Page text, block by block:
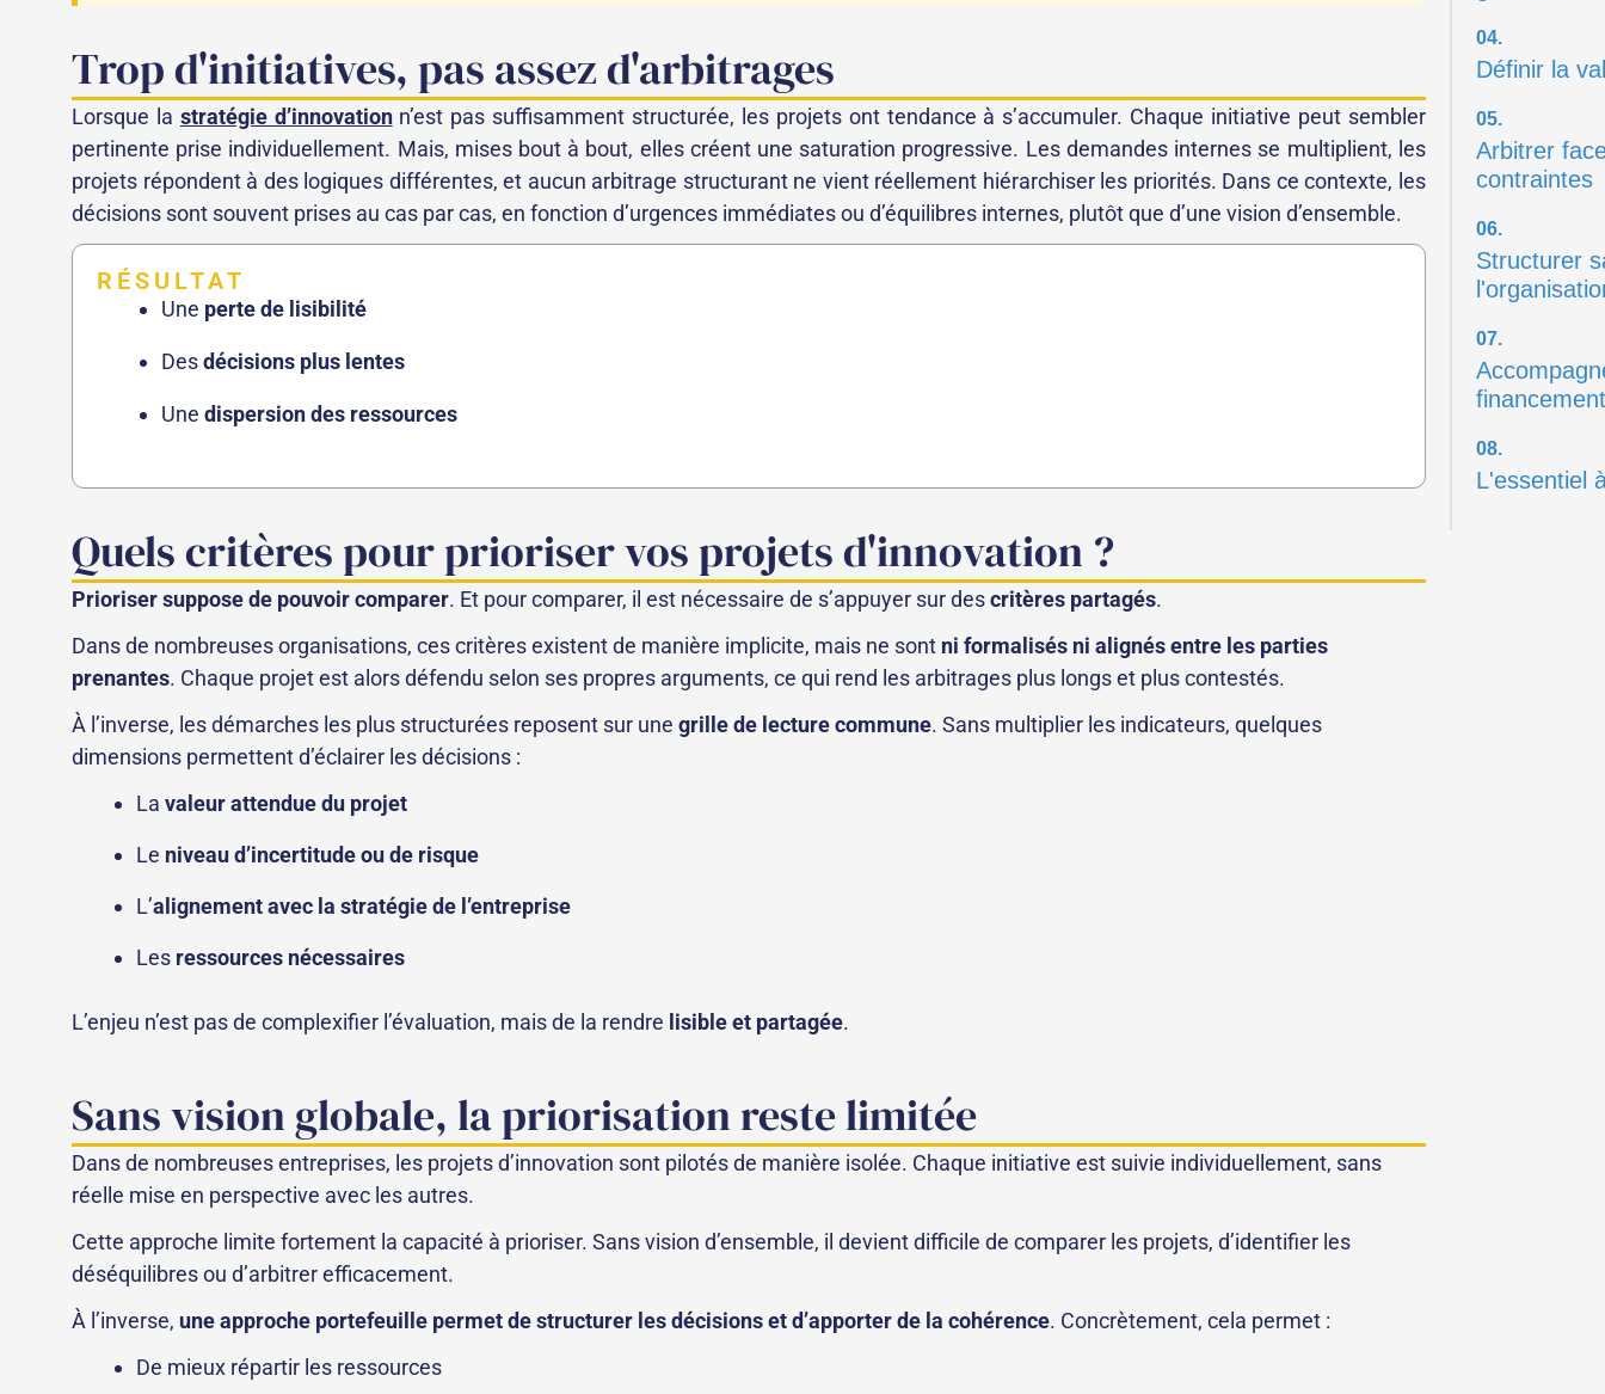
Trop d'initiatives, pas assez d'arbitrages
Lorsque la stratégie d’innovationn’est pas suffisamment structurée, les projets ont tendance à s’accumuler. Chaque initiative peut sembler
pertinente prise individuellement. Mais, mises bout à bout, elles créent une saturation progressive. Les demandes internes se multiplient, les
projets répondent à des logiques différentes, et aucun arbitrage structurant ne vient réellement hiérarchiser les priorités. Dans ce contexte, les
décisions sont souvent prises au cas par cas, en fonction d’urgences immédiates ou d’équilibres internes, plutôt que d’une vision d’ensemble.
RÉSULTAT
Une perte de lisibilité
Desdécisions plus lentes
Une dispersion des ressources
Quels critères pour prioriser vos projets d'innovation ?
Prioriser suppose de pouvoir comparer. Et pour comparer, il est nécessaire de s’appuyer sur descritères partagés.
Dans de nombreuses organisations, ces critères existent de manière implicite, mais ne sont ni formalisés ni alignés entre les parties
prenantes. Chaque projet est alors défendu selon ses propres arguments, ce qui rend les arbitrages plus longs et plus contestés.
À l’inverse, les démarches les plus structurées reposent sur une grille de lecture commune. Sans multiplier les indicateurs, quelques
dimensions permettent d’éclairer les décisions :
La valeur attendue du projet
Le niveau d’incertitude ou de risque
L’alignement avec la stratégie de l’entreprise
Les ressources nécessaires
L’enjeu n’est pas de complexifier l’évaluation, mais de la rendre lisible et partagée.
Sans vision globale, la priorisation reste limitée
Dans de nombreuses entreprises, les projets d’innovation sont pilotés de manière isolée. Chaque initiative est suivie individuellement, sans
réelle mise en perspective avec les autres.
Cette approche limite fortement la capacité à prioriser. Sans vision d’ensemble, il devient difficile de comparer les projets, d’identifier les
déséquilibres ou d’arbitrer efficacement.
À l’inverse, une approche portefeuille permet de structurer les décisions et d’apporter de la cohérence. Concrètement, cela permet :
De mieux répartir les ressources
04.
Définir la
05.
Arbitrer
contraintes
06.
Structurer
07.
08.
L'essentiel